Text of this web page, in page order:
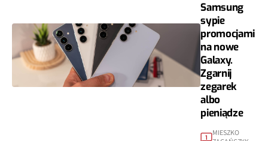
Samsung
sypie
promocjami
na nowe
Galaxy.
Zgarnij
zegarek
albo
pieniądze
1
MIESZKO